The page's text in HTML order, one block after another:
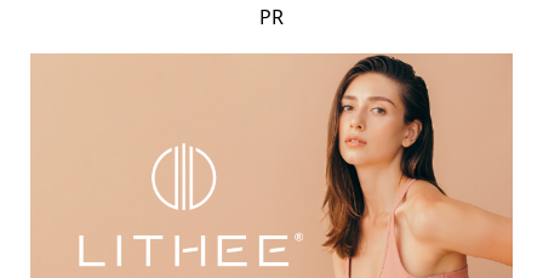
PR